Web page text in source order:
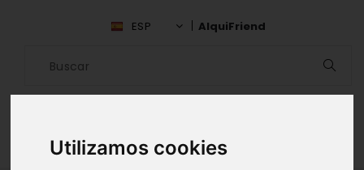
Utilizamos cookies
ESP AlquiFriend